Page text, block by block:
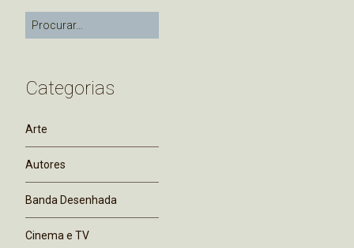
Categorias
Arte
Autores
Banda Desenhada
Cinema e TV